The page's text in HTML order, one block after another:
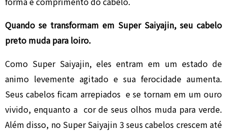
Quando se transformam em Super Saiyajin, seu cabelo
preto muda para loiro.
Como Super Saiyajin, eles entram em um estado de
animo levemente agitado e sua ferocidade aumenta.
Seus cabelos ficam arrepiados e se tornam em um ouro
vivido, enquanto a cor de seus olhos muda para verde.
Além disso, no Super Saiyajin 3 seus cabelos crescem até